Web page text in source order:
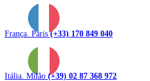
França. Paris(+33) 170 849 040
Itália. Milão (+39) 02 87 368 972